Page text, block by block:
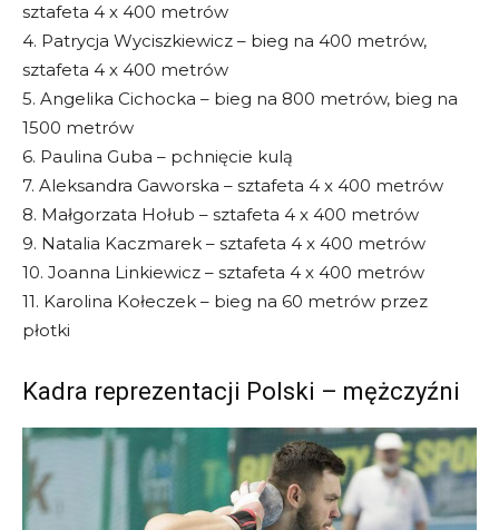
sztafeta 4 x 400 metrów
4. Patrycja Wyciszkiewicz – bieg na 400 metrów,
sztafeta 4 x 400 metrów
5. Angelika Cichocka – bieg na 800 metrów, bieg na
1500 metrów
6. Paulina Guba – pchnięcie kulą
7. Aleksandra Gaworska – sztafeta 4 x 400 metrów
8. Małgorzata Hołub – sztafeta 4 x 400 metrów
9. Natalia Kaczmarek – sztafeta 4 x 400 metrów
10. Joanna Linkiewicz – sztafeta 4 x 400 metrów
11. Karolina Kołeczek – bieg na 60 metrów przez
płotki
Kadra reprezentacji Polski – mężczyźni